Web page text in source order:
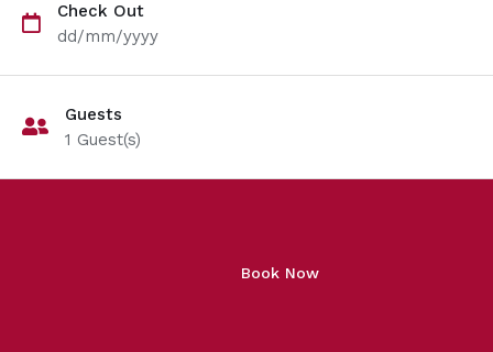
Check Out
dd/mm/yyyy
Guests
1 Guest(s)